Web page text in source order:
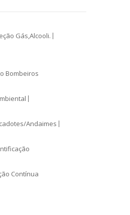
Gás,Alcooli.
Bombeiros
Andaimes
Contínua